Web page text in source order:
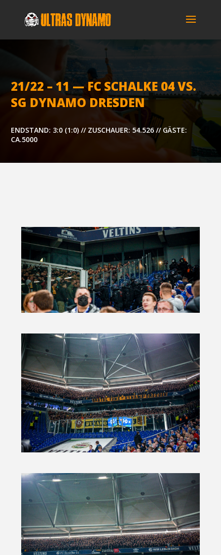
21/22 – 11 — FC SCHAL­KE 04 VS.
SG DYNA­MO DRESDEN
ENDSTAND: 3:0 (1:0) // ZUSCHAUER: 54.526 // GÄSTE:
CA.5000